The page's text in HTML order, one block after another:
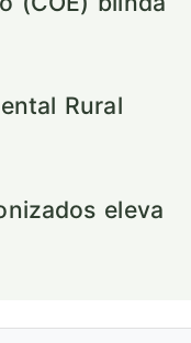
Rural
eleva